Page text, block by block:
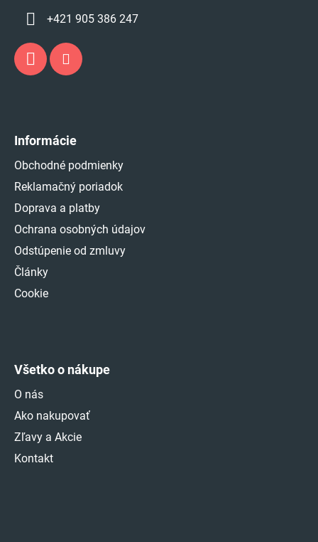
+421 905 386 247
Informácie
Obchodné podmienky
Reklamačný poriadok
Doprava a platby
Ochrana osobných údajov
Odstúpenie od zmluvy
Články
Cookie
Všetko o nákupe
O nás
Ako nakupovať
Zľavy a Akcie
Kontakt